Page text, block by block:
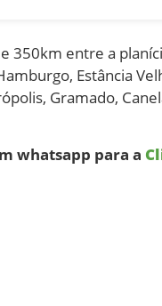
entre a
Estância
Gramado,
whatsapp para a